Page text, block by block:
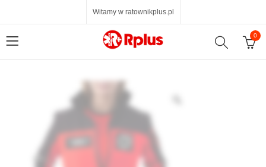
Witamy w ratownikplus.pl
0